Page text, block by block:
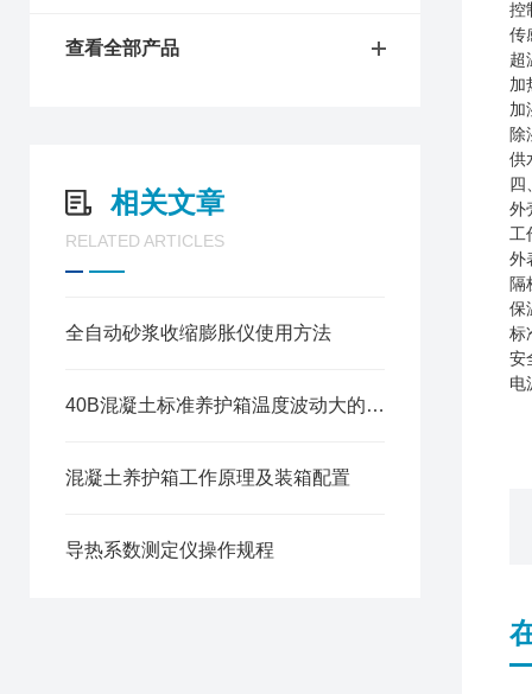
查看全部产品
相关文章
RELATED ARTICLES
全自动砂浆收缩膨胀仪使用方法
40B混凝土标准养护箱温度波动大的常见原因与解决方法
混凝土养护箱工作原理及装箱配置
导热系数测定仪操作规程
控
传
超
加
加
除
供
四
外
工
外
隔
保
标
安
电